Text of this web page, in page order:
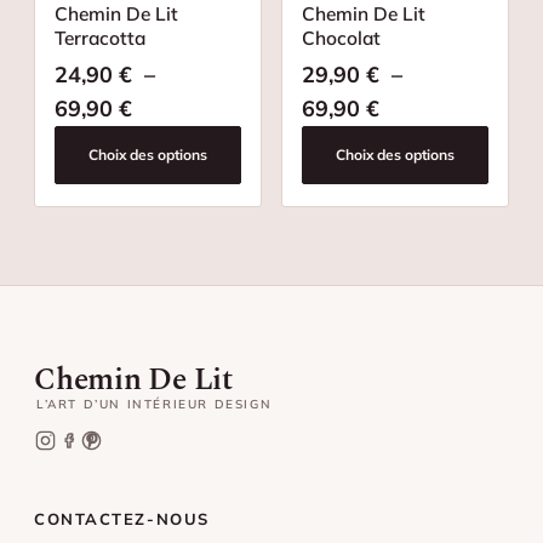
Chemin De Lit
Terracotta
24,90 € –
69,90 €Plage de prix : 24,90 € à 69,90 €
Choix des options
Chemin De Lit
Chocolat
29,90 € –
69,90 €Plage de prix :
Choix des options
Chemin De Lit
L’ART D’UN INTÉRIEUR DESIGN
CONTACTEZ-NOUS